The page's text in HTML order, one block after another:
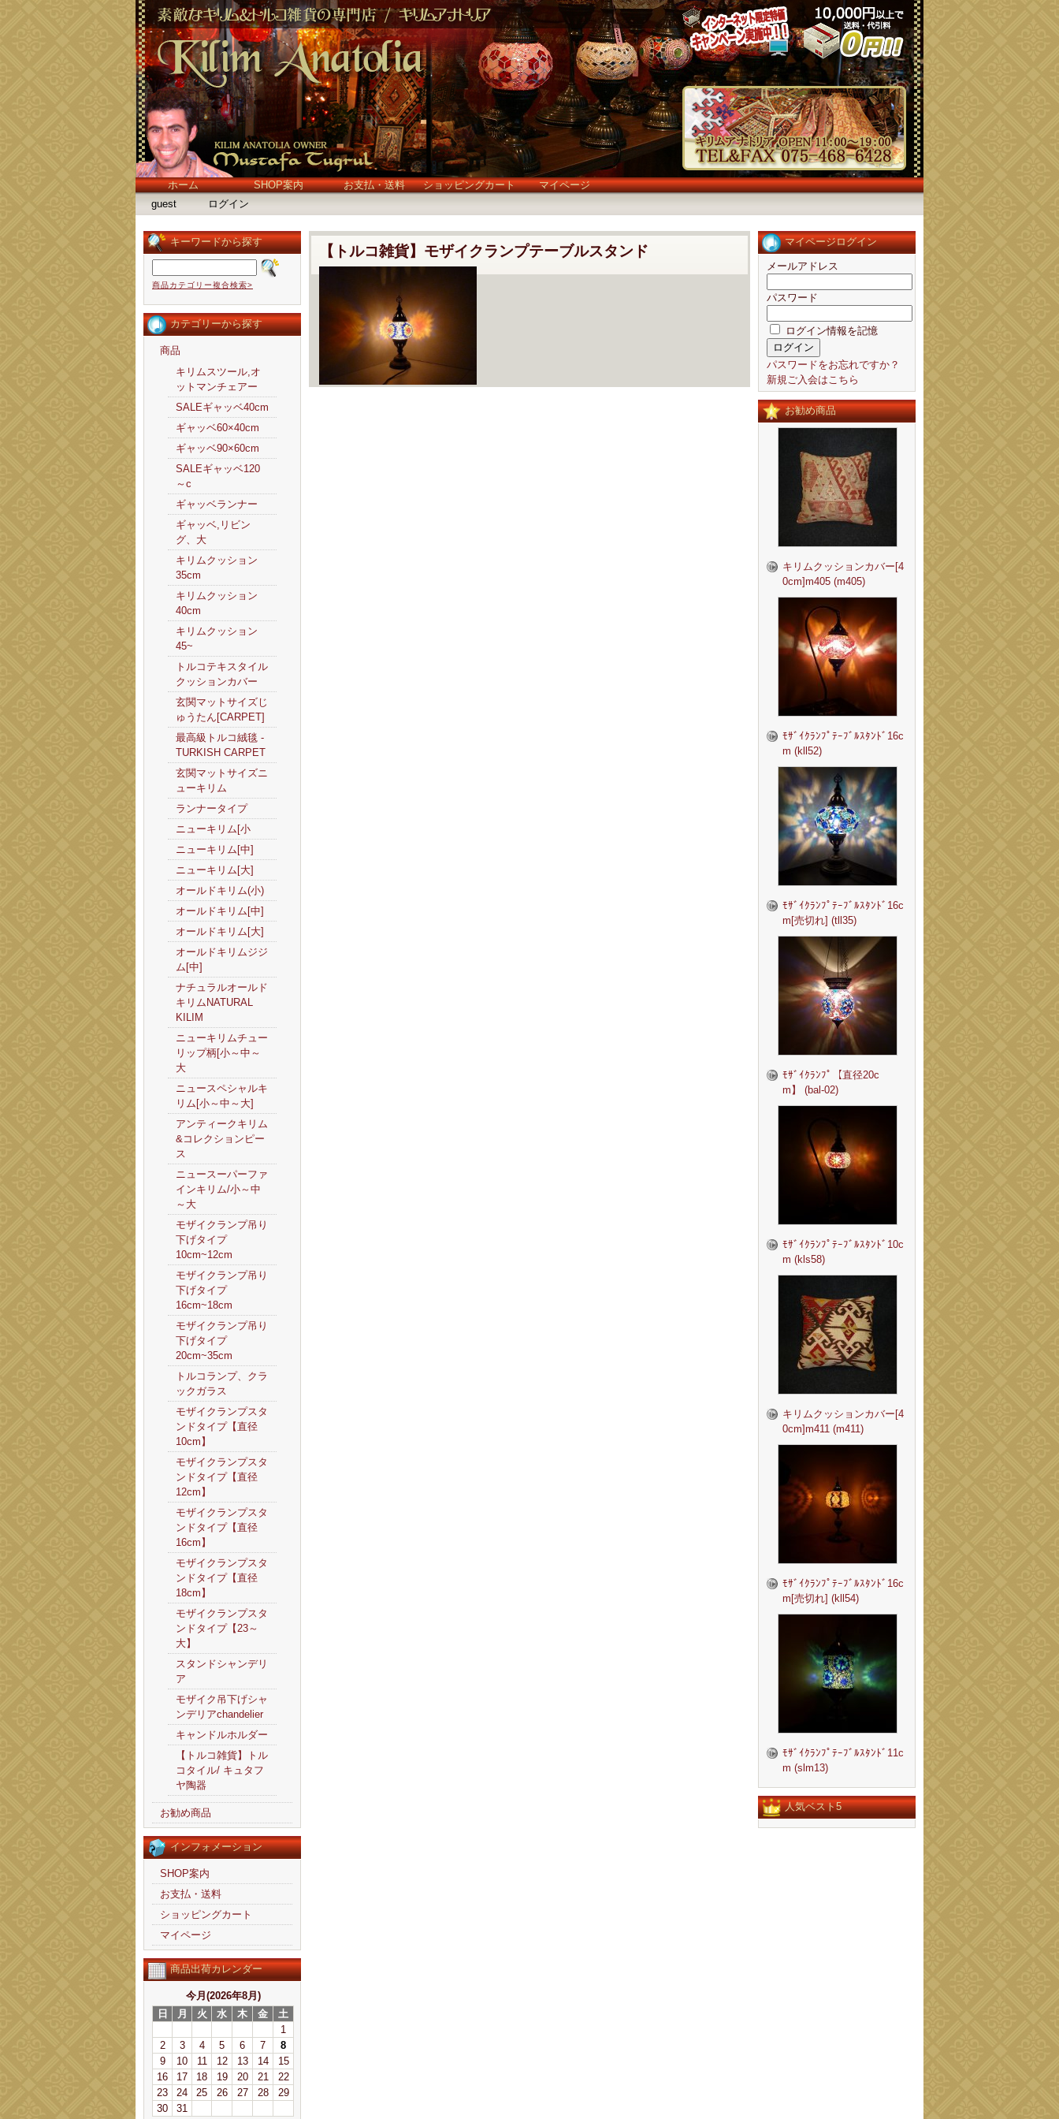
ホーム SHOP案内 お支払・送料 ショッピングカート
マイページ
guest
ログイン
キーワードから探す
商品カテゴリー複合検索>
カテゴリーから探す
商品
キリムスツール,オ
ットマンチェアー
SALEギャッベ40cm
ギャッベ60×40cm
ギャッベ90×60cm
SALEギャッベ120
～c
ギャッベランナー
ギャッベ,リビン
グ、大
キリムクッション
35cm
キリムクッション
40cm
キリムクッション
45~
トルコテキスタイル
クッションカバー
玄関マットサイズじ
ゅうたん[CARPET]
最高級トルコ絨毯 -
TURKISH CARPET
玄関マットサイズニ
ューキリム
ランナータイプ
ニューキリム[小
ニューキリム[中]
ニューキリム[大]
オールドキリム(小)
オールドキリム[中]
オールドキリム[大]
オールドキリムジジ
ム[中]
ナチュラルオールド
キリムNATURAL
KILIM
ニューキリムチュー
リップ柄[小～中～
大
ニュースペシャルキ
リム[小～中～大]
アンティークキリム
&コレクションピー
ス
ニュースーパーファ
インキリム/小～中
～大
モザイクランプ吊り
下げタイプ
10cm~12cm
モザイクランプ吊り
下げタイプ
16cm~18cm
モザイクランプ吊り
下げタイプ
20cm~35cm
トルコランプ、クラ
ックガラス
モザイクランプスタ
ンドタイプ【直径
10cm】
モザイクランプスタ
ンドタイプ【直径
12cm】
モザイクランプスタ
ンドタイプ【直径
16cm】
モザイクランプスタ
ンドタイプ【直径
18cm】
モザイクランプスタ
ンドタイプ【23～
大】
スタンドシャンデリ
ア
モザイク吊下げシャ
ンデリアchandelier
キャンドルホルダー
【トルコ雑貨】トル
コタイル/ キュタフ
ヤ陶器
お勧め商品
インフォメーション
SHOP案内
お支払・送料
ショッピングカート
マイページ
商品出荷カレンダー
今月(2026年8月)
日
月 火 水 木 金
土
1
2
3 4 5 6 7
8
9
10 11 12 13 14
15
16
17 18 19 20 21
22
23
24 25 26 27 28
29
30
31
マイページログイン
メールアドレス
パスワード
ログイン情報を記憶
パスワードをお忘れですか？
新規ご入会はこちら
お勧め商品
キリムクッションカバー[4
0cm]m405 (m405)
ﾓｻﾞｲｸﾗﾝﾌﾟﾃｰﾌﾞﾙｽﾀﾝﾄﾞ16c
m (kll52)
ﾓｻﾞｲｸﾗﾝﾌﾟﾃｰﾌﾞﾙｽﾀﾝﾄﾞ16c
m[売切れ] (tll35)
ﾓｻﾞｲｸﾗﾝﾌﾟ【直径20c
m】 (bal-02)
ﾓｻﾞｲｸﾗﾝﾌﾟﾃｰﾌﾞﾙｽﾀﾝﾄﾞ10c
m (kls58)
キリムクッションカバー[4
0cm]m411 (m411)
ﾓｻﾞｲｸﾗﾝﾌﾟﾃｰﾌﾞﾙｽﾀﾝﾄﾞ16c
m[売切れ] (kll54)
ﾓｻﾞｲｸﾗﾝﾌﾟﾃｰﾌﾞﾙｽﾀﾝﾄﾞ11c
m (slm13)
人気ベスト5
【トルコ雑貨】モザイクランプテーブルスタンド